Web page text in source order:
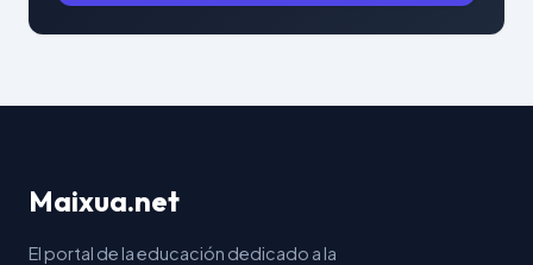
Maixua.net
El portal de la educación dedicado a la